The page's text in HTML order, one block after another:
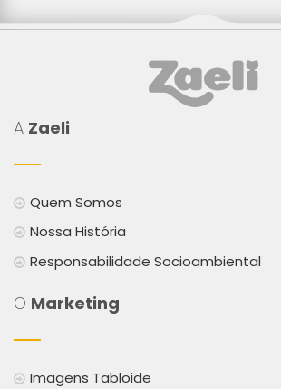
A Zaeli
Quem Somos
Nossa História
Responsabilidade Socioambiental
O Marketing
Imagens Tabloide